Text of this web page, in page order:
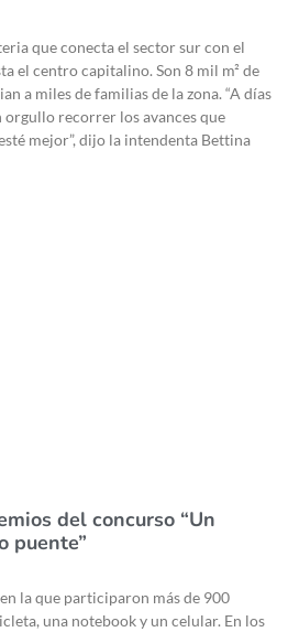
que conecta el sector sur con el
el centro capitalino. Son 8 mil m² de
a miles de familias de la zona. “A días
recorrer los avances que
mejor”, dijo la intendenta Bettina
del concurso “Un
puente”
la que participaron más de 900
una notebook y un celular. En los